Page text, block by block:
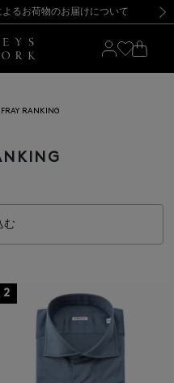
新規登録のお客様も対象！＜MY BARNEYS＞会員のお客様は11,000円（税込）以上のお買上げで常時送料無料！お買い物の際は会員登録を！
【夏季休業に伴う返品・交換承り一時停止のお知らせ】（2026.8.5）
るお荷物のお届けについて
ご案内・ご注意事項 新規登録のお客様も対象！＜MY BARNEYS＞会員のお客様は11,000円（税込）以上のお買上げで常時送料無料！お買い物の際は会員登録を！
【夏季休業に伴う返品・交換承り一時停止のお知らせ】（2026.8.5）
FRAY RANKING
む
2